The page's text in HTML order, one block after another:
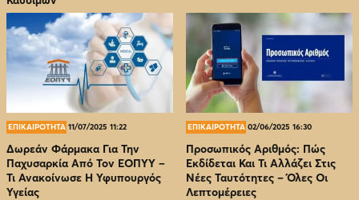
ΕΠΙΚΑΙΡΟΤΗΤΑ 11/07/2025 11:22
Δωρεάν Φάρμακα Για Την
Παχυσαρκία Από Τον EOΠΥΥ –
Τι Ανακοίνωσε Η Υφυπουργός
Υγείας
ΕΠΙΚΑΙΡΟΤΗΤΑ 02/06/2025 16:30
Προσωπικός Αριθμός: Πώς
Εκδίδεται Και Τι Αλλάζει Στις
Νέες Ταυτότητες – Όλες Οι
Λεπτομέρειες